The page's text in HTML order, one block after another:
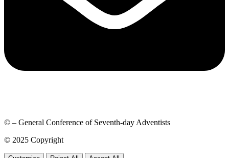
© – General Conference of Seventh-day Adventists
© 2025 Copyright